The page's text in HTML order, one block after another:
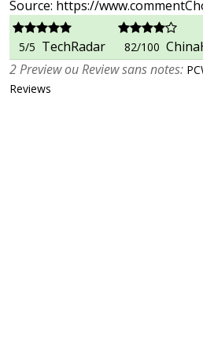
Source: https://
5/5 TechRadar 82/100
2 Preview ou Review sans notes:
Reviews